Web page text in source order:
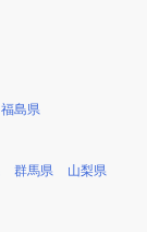
福島県
群馬県 山梨県